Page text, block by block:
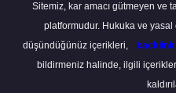
Sitemiz, kar amacı gütmeyen ve
platformudur. Hukuka ve yasal
düşündüğünüz içerikleri,
bildirmeniz halinde, ilgili